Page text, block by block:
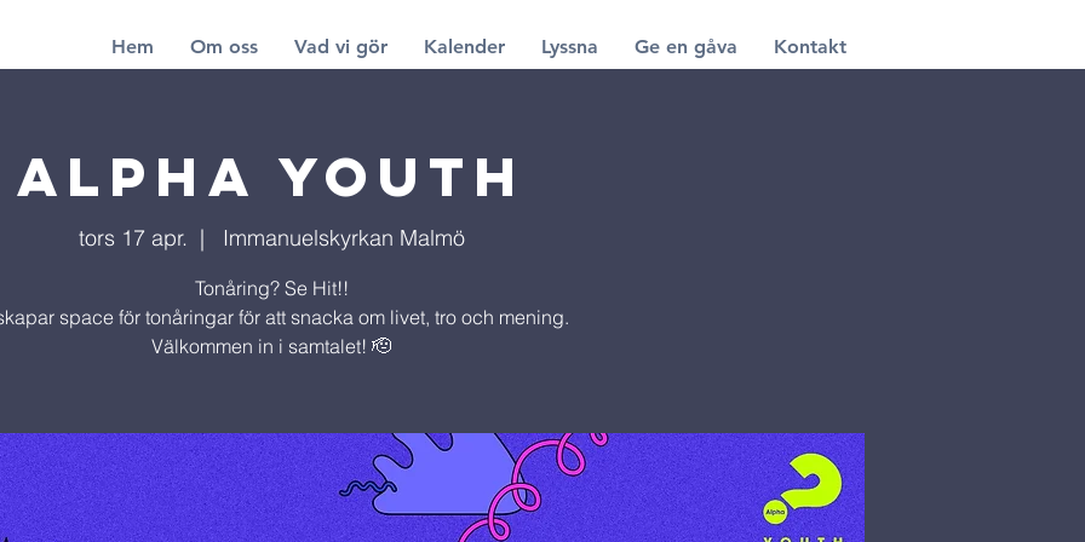
Hem Om oss Vad vi gör Kalender Lyssna Ge en gåva Kontakt
ALPHA YOUTH
tors 17 apr.
  |
Immanuelskyrkan Malmö
Tonåring? Se Hit!!
space för tonåringar för att snacka om livet, tro och mening.
Välkommen in i samtalet! 🫡